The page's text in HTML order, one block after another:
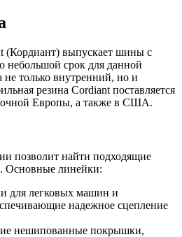
(Кордиант) выпускает шины с
небольшой срок для данной
не только внутренний, но и
резина Cordiant поставляется
Европы, а также в США.
позволит найти подходящие
Основные линейки:
для легковых машин и
надежное сцепление
нешипованные покрышки,